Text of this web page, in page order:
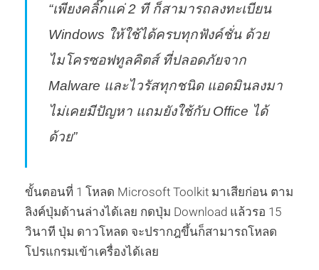
“เพียงคลิ๊กแค่ 2 ที ก็สามารถลงทะเบียน
Windows ให้ใช้ได้ครบทุกฟังค์ชั่น ด้วย
ไมโครซอฟทูลคิตส์ ที่ปลอดภัยจาก
Malware และไวรัสทุกชนิด แอดมินลงมา
ไม่เคยมีปัญหา แถมยังใช้กับ Office ได้
ด้วย”
ขั้นตอนที่ 1 โหลด Microsoft Toolkit มาเสียก่อน ตาม
ลิงค์ปุ่มด้านล่างได้เลย กดปุ่ม Download แล้วรอ 15
วินาที ปุ่ม ดาวโหลด จะปรากฎขึ้นก็สามารถโหลด
โปรแกรมเข้าเครื่องได้เลย